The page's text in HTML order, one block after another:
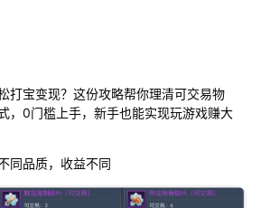
打宝变现？这份攻略帮你理清可交易物
，0门槛上手，新手也能实现玩游戏赚大
同品质，收益不同